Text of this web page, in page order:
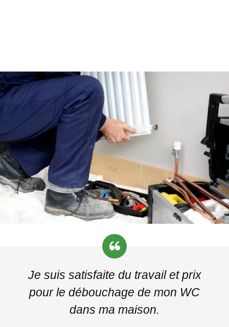
Je suis satisfaite du travail et prix
pour le débouchage de mon WC
dans ma maison.